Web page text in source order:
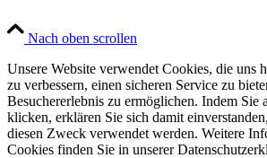
Nach oben scrollen
Unsere Website verwendet Cookies, die uns
zu verbessern, einen sicheren Service zu
Besuchererlebnis zu ermöglichen. Indem Sie
klicken, erklären Sie sich damit
diesen Zweck verwendet werden. Weitere
Cookies finden Sie in unserer